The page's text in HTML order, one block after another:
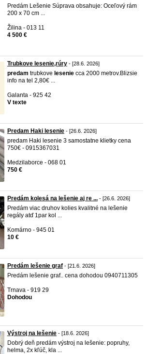
Predám Lešenie Súprava obsahuje: Oceľový rám
200 x 70 cm ...
Žilina - 013 11
4 500 €
Trubkove lesenie,rúry - [28.6. 2026]
predam trubkove lesenie cca 2000 metrov.Blizsie
info na tel 2,80€ ...
Galanta - 925 42
V texte
Predam Haki lesenie - [26.6. 2026]
predam Haki lesenie 3 samostatne klietky cena
750€ - 0915367031
Medzilaborce - 068 01
750 €
Predám kolesá na lešenie aj re ... - [26.6. 2026]
Predám viac druhov kolies kvalitné na lešenie
regály atď 1par kol ...
Komárno - 945 01
10 €
Predám lešenie graf - [21.6. 2026]
Predám lešenie graf.. cena dohodou 0940711305
Trnava - 919 29
Dohodou
Výstroj na lešenie - [18.6. 2026]
Dobrý deň predám výstroj na lešenie: popruhy,
helma, 2x kľúč, kla ...